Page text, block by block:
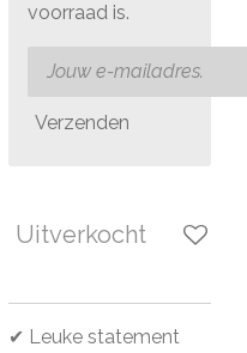
voorraad is.
Verzenden
Uitverkocht
✔ Leuke statement